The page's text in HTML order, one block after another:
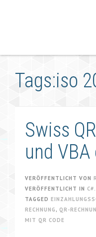
Tags:iso
Swiss
und
VERÖFFENTLICHT VON
VERÖFFENTLICHT IN
TAGGED
RECHNUNG , QR-
MIT QR CODE